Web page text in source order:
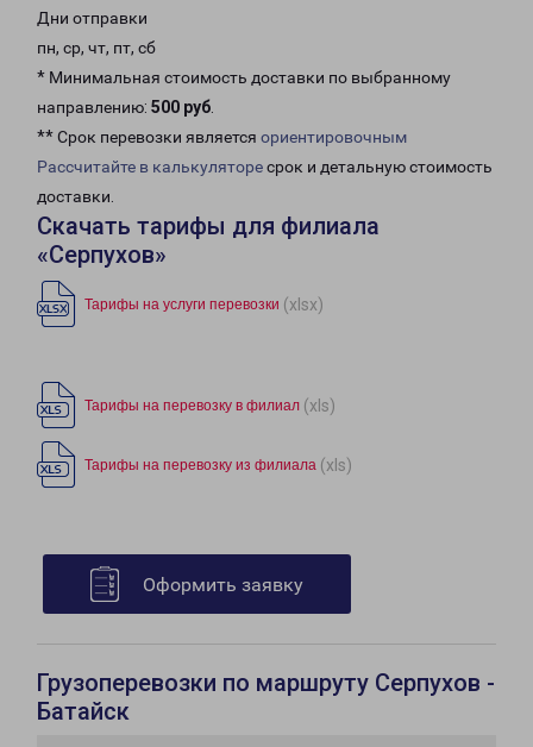
Дни отправки
пн, ср, чт, пт, сб
* Минимальная стоимость доставки по выбранному
направлению: 500 руб.
** Срок перевозки является ориентировочным
Рассчитайте в калькуляторесрок и детальную стоимость
доставки.
Скачать тарифы для филиала
«Серпухов»
Тарифы на услуги перевозки (xlsx)
Тарифы на перевозку в филиал (xls)
Тарифы на перевозку из филиала (xls)
Оформить заявку
Грузоперевозки по маршруту Серпухов -
Батайск